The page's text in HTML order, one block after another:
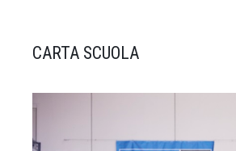
CARTA SCUOLA